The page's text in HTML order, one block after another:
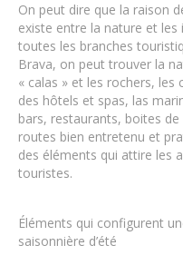
On peut dire que la raison
existe entre la nature et les
toutes les branches
Brava, on peut trouver la
« calas » et les rochers, les
des hôtels et spas, las
bars, restaurants, boites
routes bien entretenu et
des éléments qui attire les
touristes.
Éléments qui configurent
saisonnière d’été